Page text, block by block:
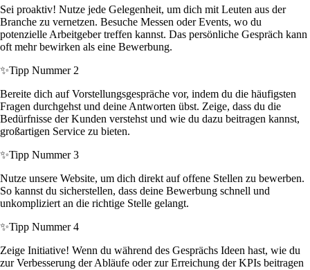
Sei proaktiv! Nutze jede Gelegenheit, um dich mit Leuten aus der
Branche zu vernetzen. Besuche Messen oder Events, wo du
potenzielle Arbeitgeber treffen kannst. Das persönliche Gespräch kann
oft mehr bewirken als eine Bewerbung.
✨Tipp Nummer 2
Bereite dich auf Vorstellungsgespräche vor, indem du die häufigsten
Fragen durchgehst und deine Antworten übst. Zeige, dass du die
Bedürfnisse der Kunden verstehst und wie du dazu beitragen kannst,
großartigen Service zu bieten.
✨Tipp Nummer 3
Nutze unsere Website, um dich direkt auf offene Stellen zu bewerben.
So kannst du sicherstellen, dass deine Bewerbung schnell und
unkompliziert an die richtige Stelle gelangt.
✨Tipp Nummer 4
Zeige Initiative! Wenn du während des Gesprächs Ideen hast, wie du
zur Verbesserung der Abläufe oder zur Erreichung der KPIs beitragen